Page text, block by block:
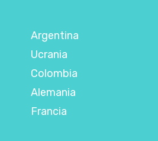
Argentina
Ucrania
Colombia
Alemania
Francia